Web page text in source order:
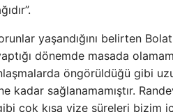
yaşandığını belirten
dönemde masada
öngörüldüğü gibi
kadar sağlanamamıştır.
çok kısa vize süreleri bizim